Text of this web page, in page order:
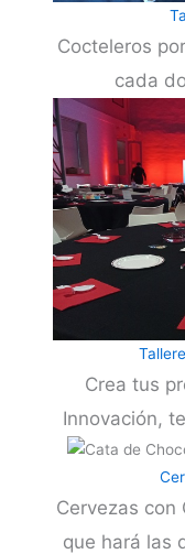
Cocteleros
cada
Crea tus
Innovación,
Cervezas con
que hará las